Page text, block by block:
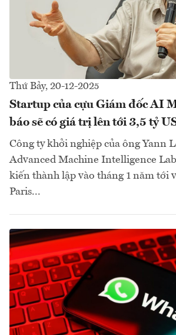
Thứ Bảy, 20-12-2025
Startup của cựu Giám đốc AI
báo sẽ có giá trị lên tới 3,5 tỷ
Công ty khởi nghiệp của ông Yann
Advanced Machine Intelligence
kiến thành lập vào tháng 1 năm tới
Paris...